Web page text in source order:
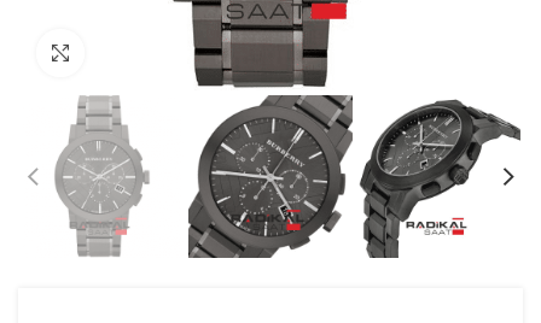
Görseli Büyütün